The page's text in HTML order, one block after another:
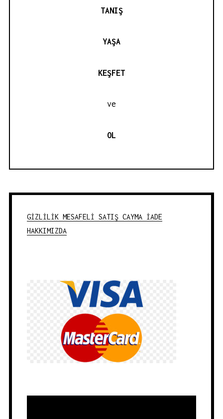
TANIŞ
YAŞA
KEŞFET
ve
OL
GİZLİLİK MESAFELİ SATIŞ CAYMA İADE
HAKKIMIZDA